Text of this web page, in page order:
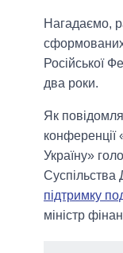
Нагадаємо,
Російської
два роки.
Як
Україну»
підтримку
міністр